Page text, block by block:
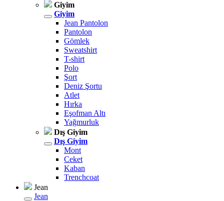
Giyim
Giyim
Jean Pantolon
Pantolon
Gömlek
Sweatshirt
T-shirt
Polo
Şort
Deniz Şortu
Atlet
Hırka
Eşofman Altı
Yağmurluk
Dış Giyim
Dış Giyim
Mont
Ceket
Kaban
Trenchcoat
Jean
Jean